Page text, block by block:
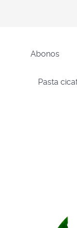
Abonos
Pasta